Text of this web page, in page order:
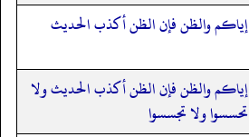
إياكم والظن فإن الظن أكذب الحديث
إياكم والظن فإن الظن أكذب الحديث ولا
تحسسوا ولا تجسسوا